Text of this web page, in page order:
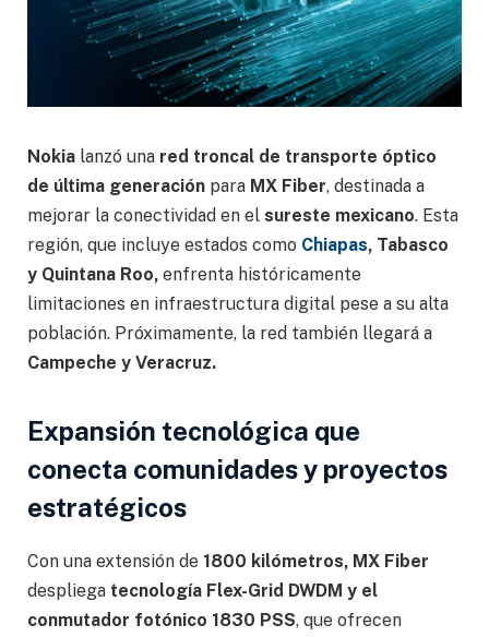
Nokia lanzó una red troncal de transporte óptico
de última generación para MX Fiber, destinada a
mejorar la conectividad en el sureste mexicano. Esta
región, que incluye estados como Chiapas, Tabasco
y Quintana Roo, enfrenta históricamente
limitaciones en infraestructura digital pese a su alta
población. Próximamente, la red también llegará a
Campeche y Veracruz.
Expansión tecnológica que
conecta comunidades y proyectos
estratégicos
Con una extensión de 1800 kilómetros, MX Fiber
despliega tecnología Flex-Grid DWDM y el
conmutador fotónico 1830 PSS, que ofrecen